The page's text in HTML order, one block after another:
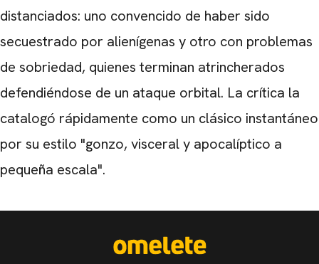
distanciados: uno convencido de haber sido
secuestrado por alienígenas y otro con problemas
de sobriedad, quienes terminan atrincherados
defendiéndose de un ataque orbital. La crítica la
catalogó rápidamente como un clásico instantáneo
por su estilo "gonzo, visceral y apocalíptico a
pequeña escala".